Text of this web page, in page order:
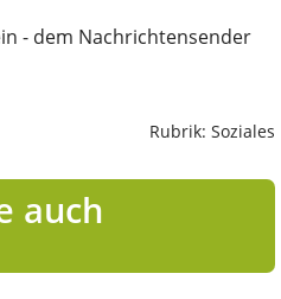
- dem Nachrichtensender
Rubrik: Soziales
auch